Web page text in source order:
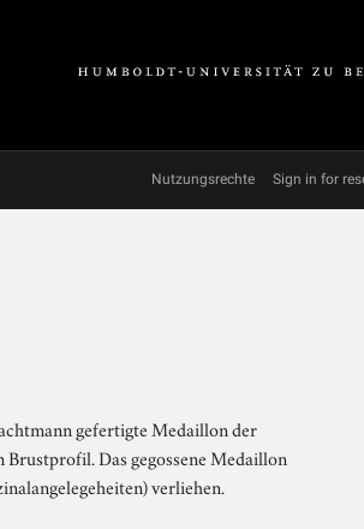
Nutzungsrechte Sign in for
gefertigte Medaillon der
Das gegossene Medaillon
verliehen.